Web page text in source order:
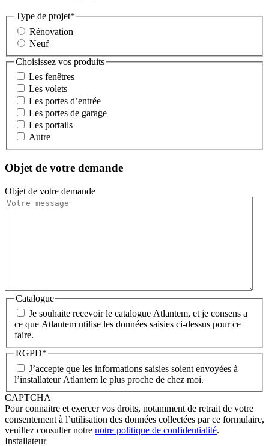
Type de projet*
Rénovation
Neuf
Choisissez vos produits
Les fenêtres
Les volets
Les portes d’entrée
Les portes de garage
Les portails
Autre
Objet de votre demande
Objet de votre demande
Catalogue
Je souhaite recevoir le catalogue Atlantem, et je consens a
ce que Atlantem utilise les données saisies ci-dessus pour ce
faire.
RGPD*
J’accepte que les informations saisies soient envoyées à
l’installateur Atlantem le plus proche de chez moi.
CAPTCHA
Pour connaitre et exercer vos droits, notamment de retrait de votre
consentement à l’utilisation des données collectées par ce formulaire,
veuillez consulter notre notre politique de confidentialité.
Installateur